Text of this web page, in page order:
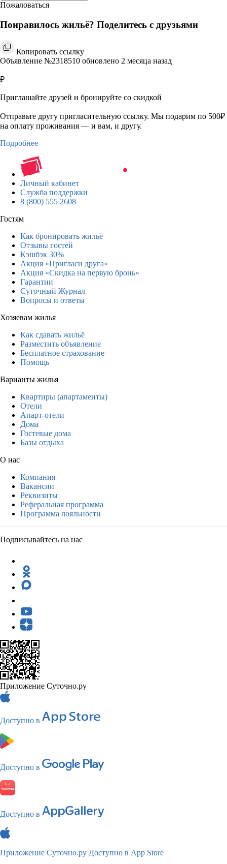
Пожаловаться
Понравилось жильё? Поделитесь с друзьями
Копировать ссылку
Объявление №2318510 обновлено 2 месяца назад
₽
Приглашайте друзей и бронируйте со скидкой
Отправьте другу пригласительную ссылку. Мы подарим по 500₽
на оплату проживания — и вам, и другу.
Подробнее
Личный кабинет
Служба поддержки
8 (800) 555 2608
Гостям
Как бронировать жильё
Отзывы гостей
Кэшбэк 30%
Акция «Пригласи друга»
Акция «Скидка на первую бронь»
Гарантии
Суточный Журнал
Вопросы и ответы
Хозяевам жилья
Как сдавать жильё
Разместить объявление
Бесплатное страхование
Помощь
Варианты жилья
Квартиры (апартаменты)
Отели
Апарт-отели
Дома
Гостевые дома
Базы отдыха
О нас
Компания
Вакансии
Реквизиты
Реферальная программа
Программа лояльности
Подписывайтесь на нас
Приложение Суточно.ру
Доступно в
Доступно в
Доступно в
Приложение Суточно.ру Доступно в App Store